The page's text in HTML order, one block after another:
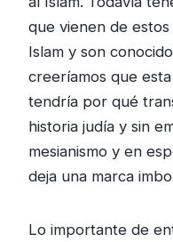
que vienen de
Islam y son
creeríamos que
tendría por qué
historia judía y sin
mesianismo y en
deja una marca
Lo importante de